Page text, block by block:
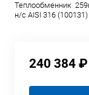
Теплообменник
н/с AISI 316 (100131)
240 384 ₽